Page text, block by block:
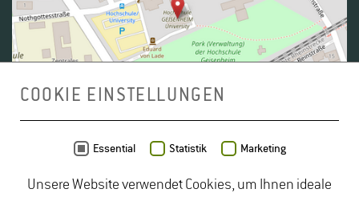
OpenStreetMap- Veröffentlicht unterODbL
COOKIE EINSTELLUNGEN
Essential Statistik Marketing
Unsere Website verwendet Cookies, um Ihnen ideale